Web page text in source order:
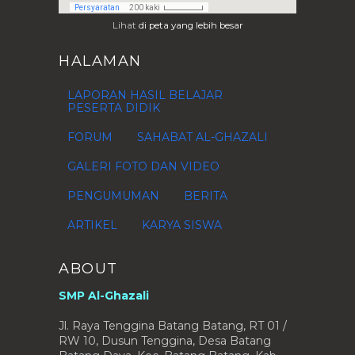
Pdf + Audio )
Materi Listening Bahasa Inggris
Materi Listening Bahasa Inggris
E-Book 20 Permainan Komunikatif
untuk SMP / MTs
Pencernaan
E-Learning IPS : Materi Kelas 7
Semester 1
E-Learning Matematika : Bangun
E-Learning B Inggris : Game
(dalam Format EXCELL)
E-Learning B Inggris : English
E-Learning B Jepang : Pengenalan
E-Learning Matematika :
Lihat di peta yang lebih besar
HALAMAN
LAPORAN HASIL BELAJAR
PESERTA DIDIK
FORUM SAHABAT AL-GHAZALI
GALERI FOTO DAN VIDEO
PENGUMUMAN BERITA
ARTIKEL KARYA SISWA
ABOUT
SMP Al-Ghazali
Jl. Raya Tenggina Batang Batang, RT 01 /
RW 10, Dusun Tenggina, Desa Batang